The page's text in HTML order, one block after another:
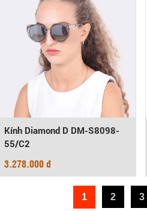
Kính Diamond D DM-S8098-
55/C2
3.278.000 đ
1 2 3